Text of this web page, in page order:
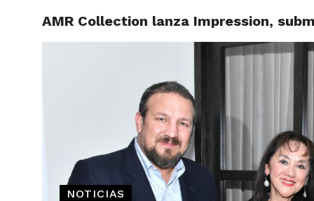
AMR Collection lanza Impression,
NOTICIAS